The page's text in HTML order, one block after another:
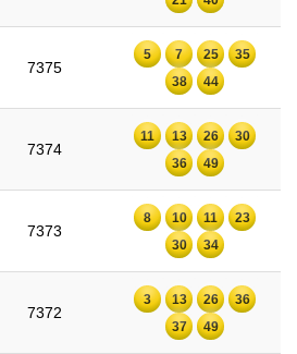
7375
5 7 25
35
38
44
7374
11 13 26
30
36
49
7373
8 10 11
23
30
34
7372
3 13 26
36
37
49